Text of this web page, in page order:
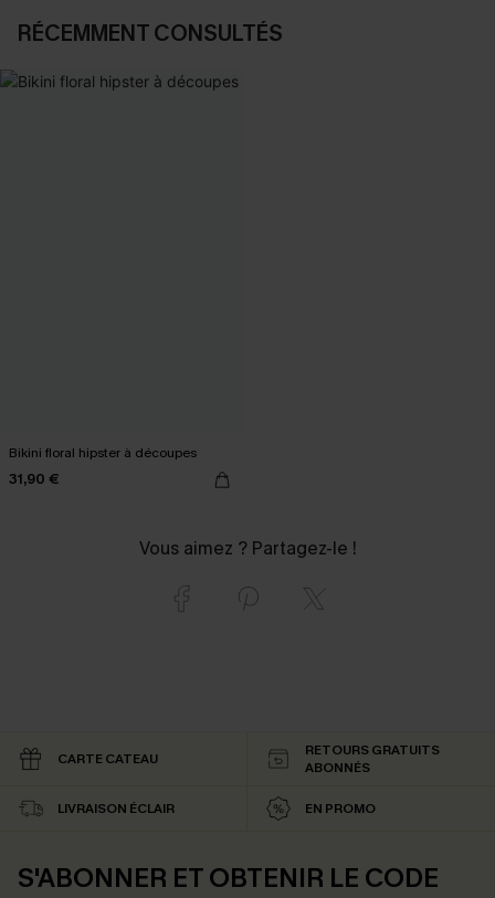
RÉCEMMENT CONSULTÉS
Bikini floral hipster à découpes
31,90 €
Vous aimez ? Partagez-le !
CARTE CATEAU
RETOURS GRATUITS
ABONNÉS
LIVRAISON ÉCLAIR EN PROMO
S'ABONNER ET OBTENIR LE CODE